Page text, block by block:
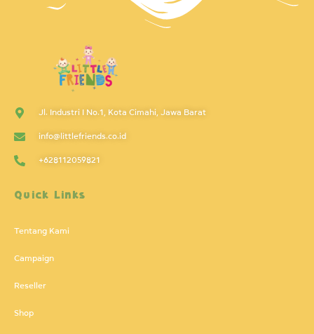
Jl. Industri I No.1, Kota Cimahi, Jawa Barat
info@littlefriends.co.id
+628112059821
Quick Links
Tentang Kami
Campaign
Reseller
Shop